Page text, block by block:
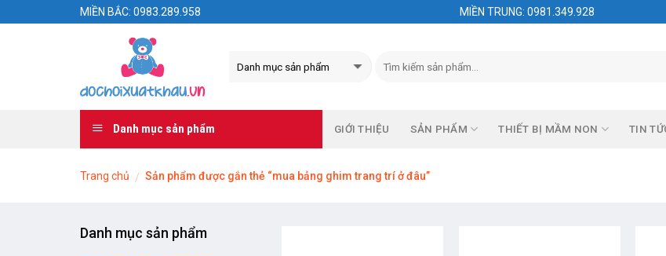
MIỀN BẮC: 0983.289.958 MIỀN TRUNG: 0981.349.928
Danh mục sản phẩm GIỚI THIỆU SẢN PHẨM THIẾT BỊ MẦM NON TIN
Trang chủ / Sản phẩm được gắn thẻ “mua bảng ghim trang trí ở đâu”
Danh mục sản phẩm